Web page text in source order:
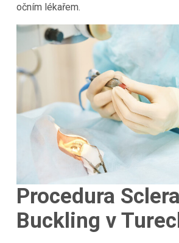
očním lékařem.
Procedura
Buckling v